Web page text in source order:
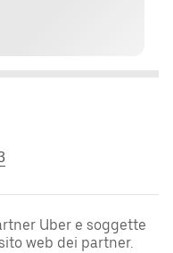
Uber e soggette
web dei partner.